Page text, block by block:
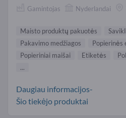
Gamintojas Nyderlandai
Maisto produktų pakuotės
Pakavimo medžiagos
Popierinės
Popieriniai maišai
Etiketės
...
Daugiau informacijos-
Šio tiekėjo produktai